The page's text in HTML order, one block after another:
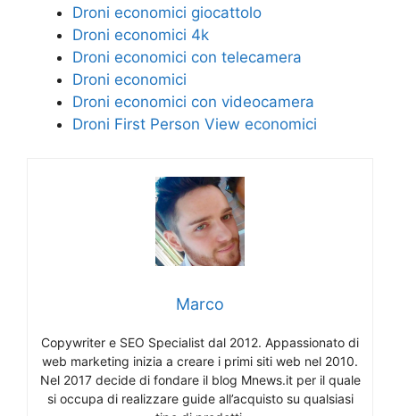
Droni economici giocattolo
Droni economici 4k
Droni economici con telecamera
Droni economici
Droni economici con videocamera
Droni First Person View economici
Marco
Copywriter e SEO Specialist dal 2012. Appassionato di
web marketing inizia a creare i primi siti web nel 2010.
Nel 2017 decide di fondare il blog Mnews.it per il quale
si occupa di realizzare guide all’acquisto su qualsiasi